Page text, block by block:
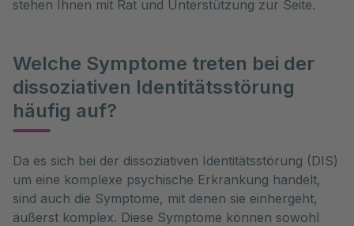
stehen Ihnen mit Rat und Unterstützung zur Seite.
Welche Symptome treten bei der
dissoziativen Identitätsstörung
häufig auf?
Da es sich bei der dissoziativen Identitätsstörung (DIS)
um eine komplexe psychische Erkrankung handelt,
sind auch die Symptome, mit denen sie einhergeht,
äußerst komplex. Diese Symptome können sowohl